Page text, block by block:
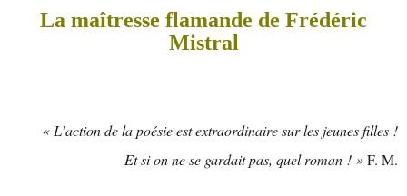
La maîtresse flamande de Frédéric
Mistral
« L’action de la poésie est extraordinaire sur les jeunes filles !
Et si on ne se gardait pas, quel roman ! »F. M.